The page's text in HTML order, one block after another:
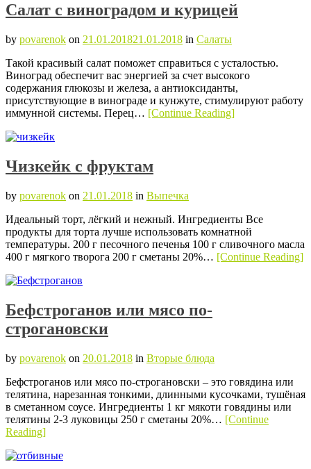
Салат с виноградом и курицей
by povarenok on 21.01.201821.01.2018 in Салаты
Такой красивый салат поможет справиться с усталостью.
Виноград обеспечит вас энергией за счет высокого
содержания глюкозы и железа, а антиоксиданты,
присутствующие в винограде и кунжуте, стимулируют работу
иммунной системы. Перец… [Continue Reading]
Чизкейк с фруктам
by povarenok on 21.01.2018 in Выпечка
Идеальный торт, лёгкий и нежный. Ингредиенты Все
продукты для торта лучше использовать комнатной
температуры. 200 г песочного печенья 100 г сливочного масла
400 г мягкого творога 200 г сметаны 20%… [Continue Reading]
Бефстроганов или мясо по-
строгановски
by povarenok on 20.01.2018 in Вторые блюда
Бефстроганов или мясо по-строгановски – это говядина или
телятина, нарезанная тонкими, длинными кусочками, тушёная
в сметанном соусе. Ингредиенты 1 кг мякоти говядины или
телятины 2-3 луковицы 250 г сметаны 20%… [Continue
Reading]